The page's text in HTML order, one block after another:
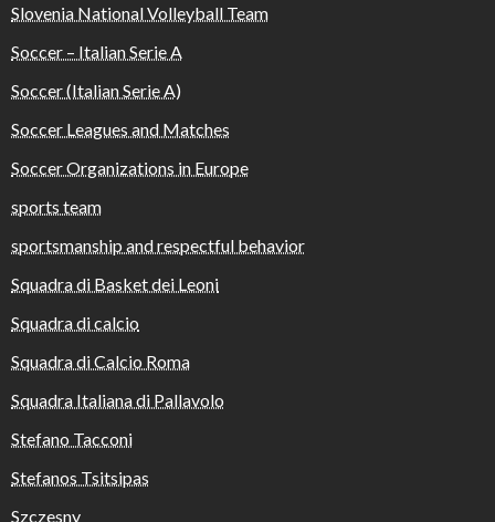
Slovenia National Volleyball Team
Soccer – Italian Serie A
Soccer (Italian Serie A)
Soccer Leagues and Matches
Soccer Organizations in Europe
sports team
sportsmanship and respectful behavior
Squadra di Basket dei Leoni
Squadra di calcio
Squadra di Calcio Roma
Squadra Italiana di Pallavolo
Stefano Tacconi
Stefanos Tsitsipas
Szczesny